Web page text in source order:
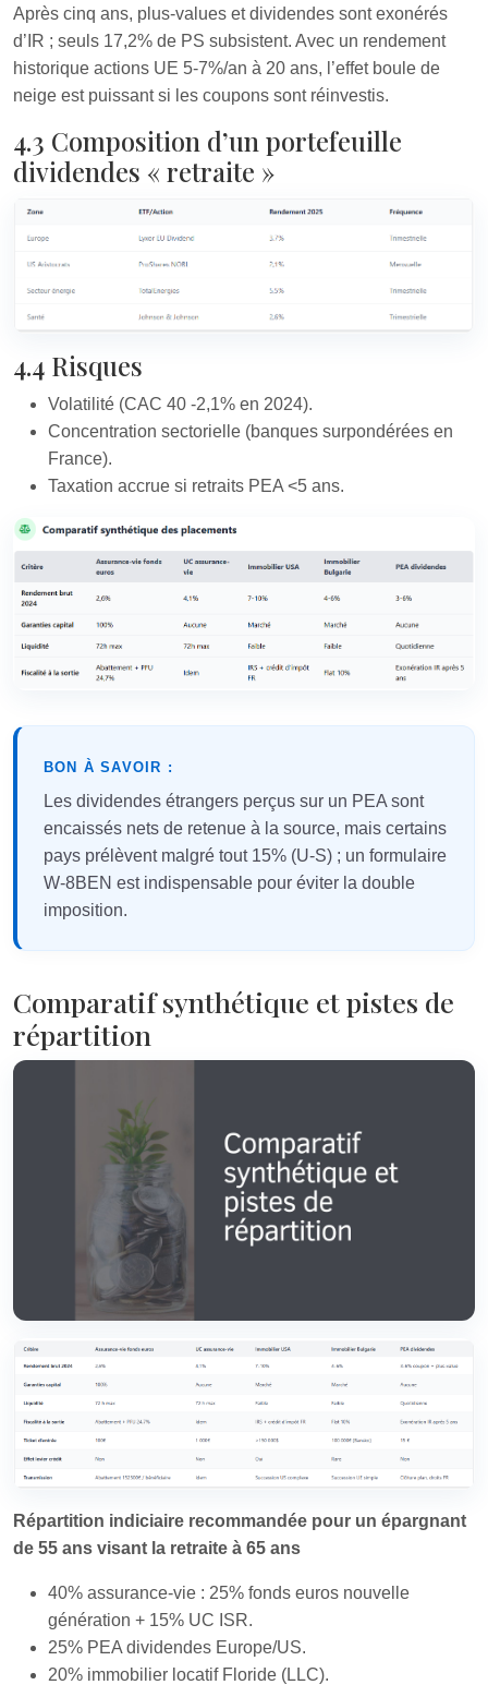
Après cinq ans, plus-values et dividendes sont exonérés
d’IR ; seuls 17,2% de PS subsistent. Avec un rendement
historique actions UE 5-7%/an à 20 ans, l’effet boule de
neige est puissant si les coupons sont réinvestis.
4.3 Composition d’un portefeuille
dividendes « retraite »
4.4 Risques
Volatilité (CAC 40 -2,1% en 2024).
Concentration sectorielle (banques surpondérées en
France).
Taxation accrue si retraits PEA <5 ans.
BON À SAVOIR :
Les dividendes étrangers perçus sur un PEA sont
encaissés nets de retenue à la source, mais certains
pays prélèvent malgré tout 15% (U-S) ; un formulaire
W-8BEN est indispensable pour éviter la double
imposition.
Comparatif synthétique et pistes de
répartition
Répartition indiciaire recommandée pour un épargnant
de 55 ans visant la retraite à 65 ans
40% assurance-vie : 25% fonds euros nouvelle
génération + 15% UC ISR.
25% PEA dividendes Europe/US.
20% immobilier locatif Floride (LLC).